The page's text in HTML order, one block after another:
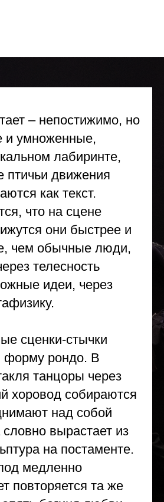
– непостижимо, но
и умноженные,
лабиринте,
птичьи движения
как текст.
что на сцене
они быстрее и
чем обычные люди,
телесность
идеи, через
сценки-стычки
форму рондо. В
танцоры через
хоровод собираются
над собой
вырастает из
на постаменте.
медленно
повторяется та же